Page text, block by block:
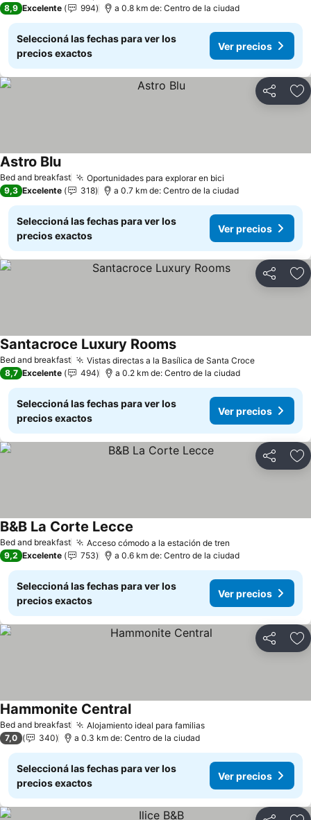
8,9 Excelente 994 a 0.8 km de: Centro de la ciudad
Seleccioná las fechas para ver los
precios exactos
Ver precios
Compartir
Bed and breakfast Oportunidades para explorar en bici
Astro BluVer precios
9,3 Excelente 318 a 0.7 km de: Centro de la ciudad
Seleccioná las fechas para ver los
precios exactos
Ver precios
Compartir
Bed and breakfast Vistas directas a la Basílica de Santa CroceVer
Santacroce Luxury RoomsVer precios
8,7 Excelente 494 a 0.2 km de: Centro de la ciudad
Seleccioná las fechas para ver los
precios exactos
Ver precios
Compartir
Bed and breakfast Acceso cómodo a la estación de tren
B&B La Corte Lecce
9,2 Excelente 753 a 0.6 km de: Centro de la ciudad
Seleccioná las fechas para ver los
precios exactos
Ver precios
Compartir
Bed and breakfast Alojamiento ideal para familiasVer precios
Hammonite CentralVer precios
7,0 340 a 0.3 km de: Centro de la ciudad
Seleccioná las fechas para ver los
precios exactos
Ver precios